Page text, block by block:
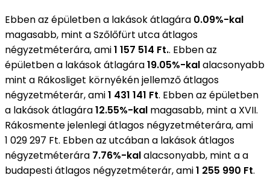
Ebben az épületben a lakások átlagára 0.09%-kal
magasabb, mint a Szőlőfürt utca átlagos
négyzetméterára, ami1 157 514 Ft.. Ebben az
épületben a lakások átlagára19.05%-kalalacsonyabb
mint a Rákosliget környékén jellemző átlagos
négyzetméterár, ami1 431 141 Ft. Ebben az épületben
a lakások átlagára12.55%-kal magasabb, mint a XVII.
Rákosmente jelenlegi átlagos négyzetméterára, ami
1 029 297 Ft. Ebben az utcában a lakások átlagos
négyzetméterára 7.76%-kalalacsonyabb, mint a a
budapesti átlagos négyzetméterár, ami1 255 990 Ft.